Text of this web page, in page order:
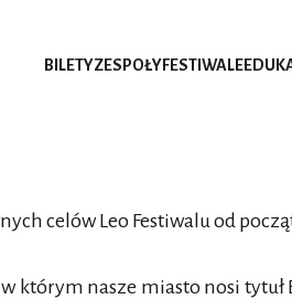
BILETYZESPOŁYFESTIWALE
celów Leo Festiwalu od
którym nasze miasto nosi